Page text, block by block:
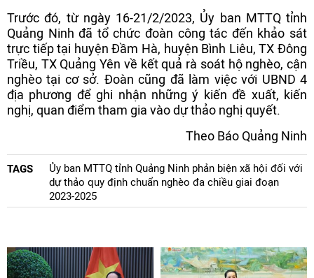
Trước đó, từ ngày 16-21/2/2023, Ủy ban MTTQ tỉnh
Quảng Ninh đã tổ chức đoàn công tác đến khảo sát
trực tiếp tại huyện Đầm Hà, huyện Bình Liêu, TX Đông
Triều, TX Quảng Yên về kết quả rà soát hộ nghèo, cận
nghèo tại cơ sở. Đoàn cũng đã làm việc với UBND 4
địa phương để ghi nhận những ý kiến đề xuất, kiến
nghị, quan điểm tham gia vào dự thảo nghị quyết.
Theo Báo Quảng Ninh
TAGS
Ủy ban MTTQ tỉnh Quảng Ninh phản biện xã hội đối với
dự thảo quy định chuẩn nghèo đa chiều giai đoạn
2023-2025